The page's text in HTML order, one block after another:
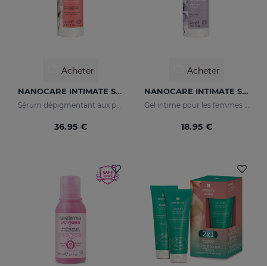
Acheter
NANOCARE INTIMATE Sérum Éclaircissant
Sérum dépigmentant aux principes actifs qui améliorent le tonus et l'apparence de la zone intime.
36.95 €
Acheter
NANOCARE INTIMATE Sensual Care
Gel intime pour les femmes dont les principes actifs aident à augmenter la sensibilité de la zone intime.
18.95 €